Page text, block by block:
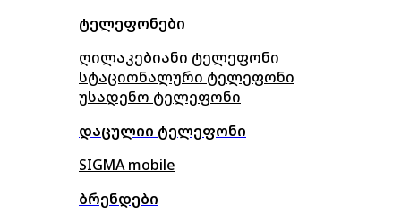
ტელეფონები
ღილაკებიანი ტელეფონი
სტაციონალური ტელეფონი
უსადენო ტელეფონი
დაცულიი ტელეფონი
SIGMA mobile
ბრენდები